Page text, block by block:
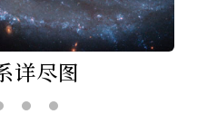
详尽图